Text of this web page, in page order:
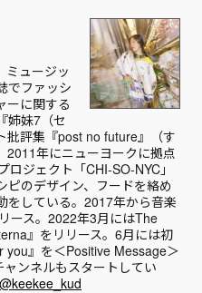
ミュージッ
でファッシ
ーに関する
姉妹7（セ
批評集『post no future』（す
2011年にニューヨークに拠点
ジェクト「CHI-SO-NYC」
ピのデザイン、フードを絡め
をしている。2017年から音楽
ース。2022年3月にはThe
』をリリース。6月には初
you』を＜Positive Message＞
ンネルもスタートしてい
@keekee_kud